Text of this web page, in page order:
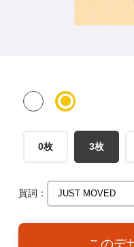
お問い合わせ
0枚 3枚
賀詞：